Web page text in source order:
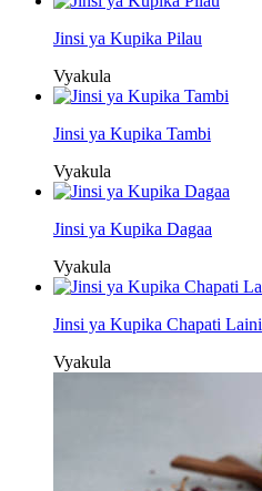
Jinsi ya Kupika Pilau
Vyakula
Jinsi ya Kupika Tambi
Vyakula
Jinsi ya Kupika Dagaa
Vyakula
Jinsi ya Kupika Chapati Laini
Vyakula